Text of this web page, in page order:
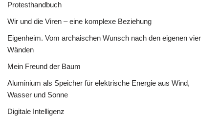
Protesthandbuch
Wir und die Viren – eine komplexe Beziehung
Eigenheim. Vom archaischen Wunsch nach den eigenen vier
Wänden
Mein Freund der Baum
Aluminium als Speicher für elektrische Energie aus Wind,
Wasser und Sonne
Digitale Intelligenz